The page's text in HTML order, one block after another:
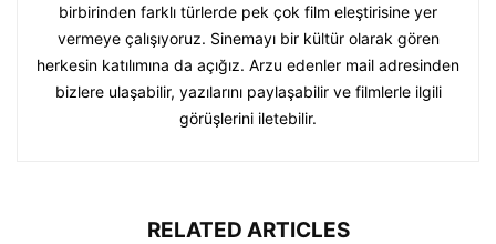
birbirinden farklı türlerde pek çok film eleştirisine yer
vermeye çalışıyoruz. Sinemayı bir kültür olarak gören
herkesin katılımına da açığız. Arzu edenler mail adresinden
bizlere ulaşabilir, yazılarını paylaşabilir ve filmlerle ilgili
görüşlerini iletebilir.
RELATED ARTICLES